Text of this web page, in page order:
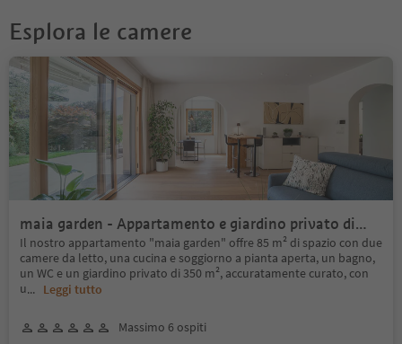
Esplora le camere
maia garden - Appartamento e giardino privato di
350 m²
Il nostro appartamento "maia garden" offre 85 m² di spazio con due
camere da letto, una cucina e soggiorno a pianta aperta, un bagno,
un WC e un giardino privato di 350 m², accuratamente curato, con
u... Leggi tutto
Massimo 6 ospiti